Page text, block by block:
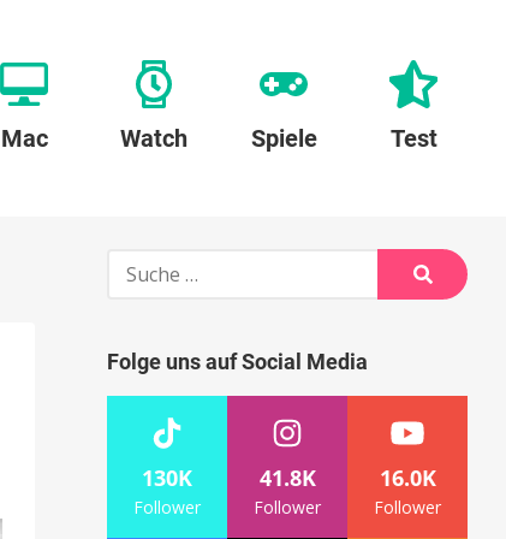
Mac Watch Spiele Test
Suche
Suche
Folge uns auf Social Media
130K
Follower
41.8K
Follower
16.0K
Follower